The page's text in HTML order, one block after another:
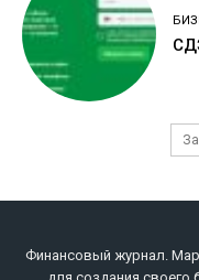
Финансовый журнал.